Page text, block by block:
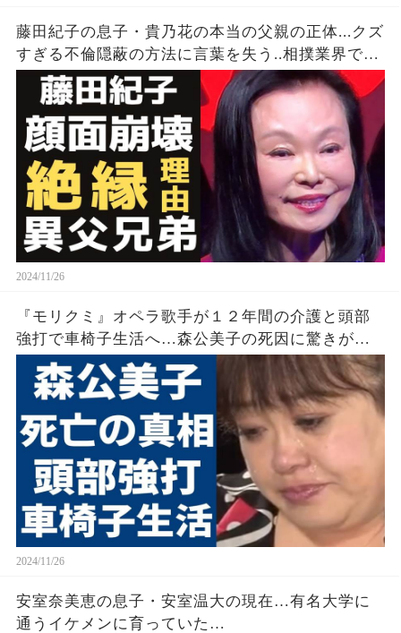
藤田紀子の息子・貴乃花の本当の父親の正体...クズ
すぎる不倫隠蔽の方法に言葉を失う..相撲業界でも
『女将さん』と呼ばれた女優の顔面崩壊と言われ
る多重整形の現在が…
2024/11/26
『モリクミ』オペラ歌手が１２年間の介護と頭部
強打で車椅子生活へ…森公美子の死因に驚きが広
がる
2024/11/26
安室奈美恵の息子・安室温大の現在…有名大学に
通うイケメンに育っていた…